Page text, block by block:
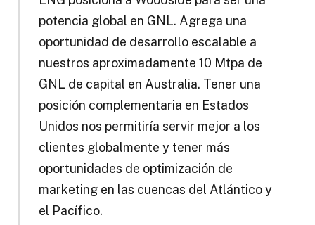
potencia global en GNL. Agrega una
oportunidad de desarrollo escalable a
nuestros aproximadamente 10 Mtpa de
GNL de capital en Australia. Tener una
posición complementaria en Estados
Unidos nos permitiría servir mejor a los
clientes globalmente y tener más
oportunidades de optimización de
marketing en las cuencas del Atlántico y
el Pacífico.